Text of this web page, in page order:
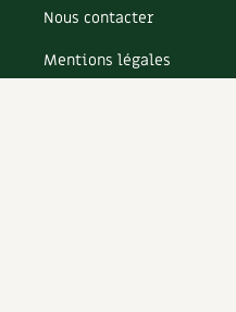
Nous contacter
Mentions légales